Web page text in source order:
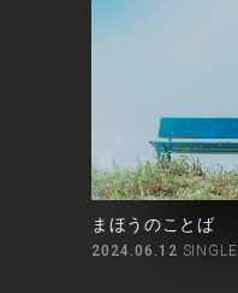
まほうのことば
2024.06.12 SINGLE